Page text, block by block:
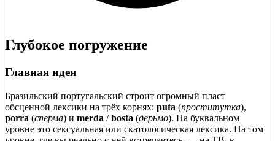
Глубокое погружение
Главная идея
Бразильский португальский строит огромный пласт
обсценной лексики на трёх корнях: puta (проститутка),
porra (сперма) и merda /bosta (дерьмо). На буквальном
уровне это сексуальная или скатологическая лексика. На том